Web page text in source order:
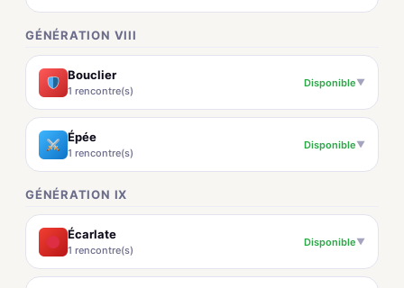
GÉNÉRATION VIII
Bouclier
1 rencontre(s)
Disponible▼
Épée
1 rencontre(s)
Disponible▼
GÉNÉRATION IX
Écarlate
1 rencontre(s)
Disponible▼